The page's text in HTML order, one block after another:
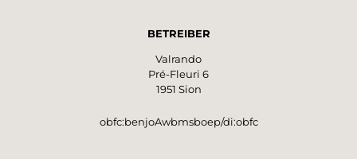
BETREIBER
Valrando
Pré-Fleuri 6
1951 Sion
obfc:benjoAwbmsboep/di:obfc